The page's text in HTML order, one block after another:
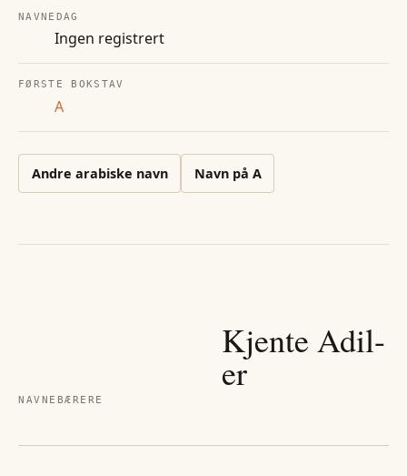
NAVNEDAG
Ingen registrert
FØRSTE BOKSTAV
A
Andre arabiske navn Navn på A
NAVNEBÆRERE
Kjente Adil-
er